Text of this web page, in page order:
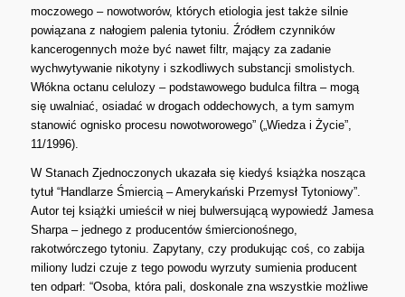
moczowego – nowotworów, których etiologia jest także silnie
powiązana z nałogiem palenia tytoniu. Źródłem czynników
kancerogennych może być nawet filtr, mający za zadanie
wychwytywanie nikotyny i szkodliwych substancji smolistych.
Włókna octanu celulozy – podstawowego budulca filtra – mogą
się uwalniać, osiadać w drogach oddechowych, a tym samym
stanowić ognisko procesu nowotworowego” („Wiedza i Życie”,
11/1996).
W Stanach Zjednoczonych ukazała się kiedyś książka nosząca
tytuł “Handlarze Śmiercią – Amerykański Przemysł Tytoniowy”.
Autor tej książki umieścił w niej bulwersującą wypowiedź Jamesa
Sharpa – jednego z producentów śmiercionośnego,
rakotwórczego tytoniu. Zapytany, czy produkując coś, co zabija
miliony ludzi czuje z tego powodu wyrzuty sumienia producent
ten odparł: “Osoba, która pali, doskonale zna wszystkie możliwe